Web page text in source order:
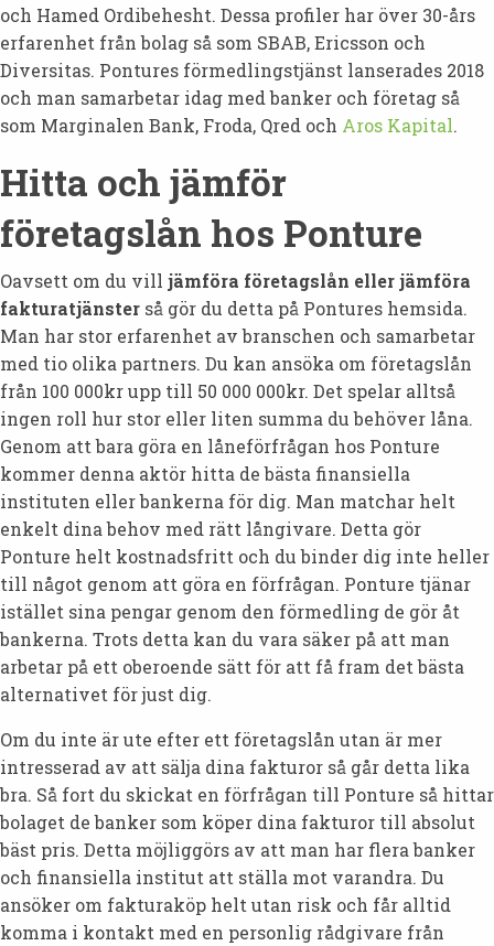
och Hamed Ordibehesht. Dessa profiler har över 30-års
erfarenhet från bolag så som SBAB, Ericsson och
Diversitas. Pontures förmedlingstjänst lanserades 2018
och man samarbetar idag med banker och företag så
som Marginalen Bank, Froda, Qred och Aros Kapital.
Hitta och jämför
företagslån hos Ponture
Oavsett om du vill jämföra företagslån eller jämföra
fakturatjänster så gör du detta på Pontures hemsida.
Man har stor erfarenhet av branschen och samarbetar
med tio olika partners. Du kan ansöka om företagslån
från 100 000kr upp till 50 000 000kr. Det spelar alltså
ingen roll hur stor eller liten summa du behöver låna.
Genom att bara göra en låneförfrågan hos Ponture
kommer denna aktör hitta de bästa finansiella
instituten eller bankerna för dig. Man matchar helt
enkelt dina behov med rätt långivare. Detta gör
Ponture helt kostnadsfritt och du binder dig inte heller
till något genom att göra en förfrågan. Ponture tjänar
istället sina pengar genom den förmedling de gör åt
bankerna. Trots detta kan du vara säker på att man
arbetar på ett oberoende sätt för att få fram det bästa
alternativet för just dig.
Om du inte är ute efter ett företagslån utan är mer
intresserad av att sälja dina fakturor så går detta lika
bra. Så fort du skickat en förfrågan till Ponture så hittar
bolaget de banker som köper dina fakturor till absolut
bäst pris. Detta möjliggörs av att man har flera banker
och finansiella institut att ställa mot varandra. Du
ansöker om fakturaköp helt utan risk och får alltid
komma i kontakt med en personlig rådgivare från